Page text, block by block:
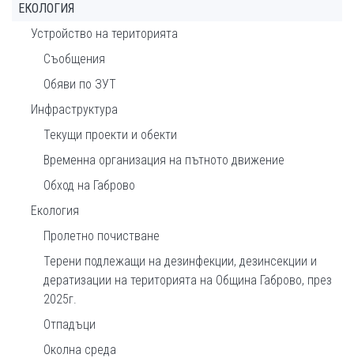
ЕКОЛОГИЯ
Устройство на територията
Съобщения
Обяви по ЗУТ
Инфраструктура
Текущи проекти и обекти
Временна организация на пътното движение
Обход на Габрово
Екология
Пролетно почистване
Терени подлежащи на дезинфекции, дезинсекции и
дератизации на територията на Община Габрово, през
2025г.
Отпадъци
Околна среда